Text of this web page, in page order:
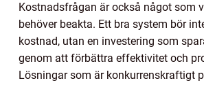
Kostnadsfrågan är också något som
behöver beakta. Ett bra system bör
kostnad, utan en investering som
genom att förbättra effektivitet och
Lösningar som är konkurrenskraftigt